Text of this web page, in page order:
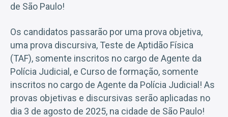
de São Paulo!
Os candidatos passarão por uma prova objetiva,
uma prova discursiva, Teste de Aptidão Física
(TAF), somente inscritos no cargo de Agente da
Polícia Judicial, e Curso de formação, somente
inscritos no cargo de Agente da Polícia Judicial! As
provas objetivas e discursivas serão aplicadas no
dia 3 de agosto de 2025, na cidade de São Paulo!